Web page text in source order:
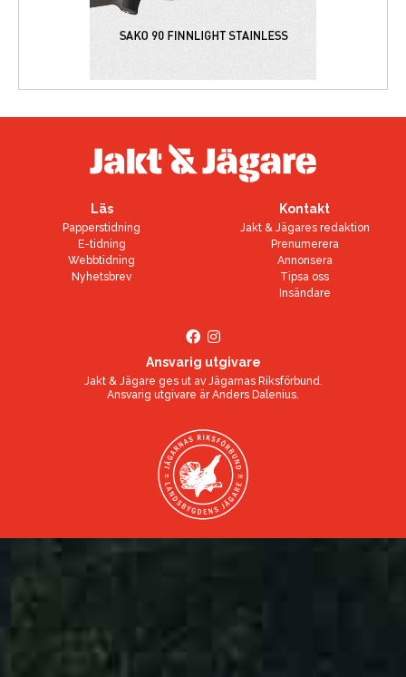
Läs
Papperstidning
E-tidning
Webbtidning
Nyhetsbrev
Kontakt
Jakt & Jägares redaktion
Prenumerera
Annonsera
Tipsa oss
Insändare
Ansvarig utgivare
Jakt & Jägare ges ut av Jägarnas Riksförbund.
Ansvarig utgivare ärAnders Dalenius.